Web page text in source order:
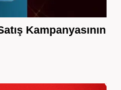
Kampanyasının